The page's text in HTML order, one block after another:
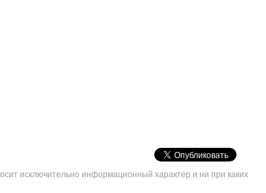
VK
Share
Button
исключительно информационный характер и ни при каких